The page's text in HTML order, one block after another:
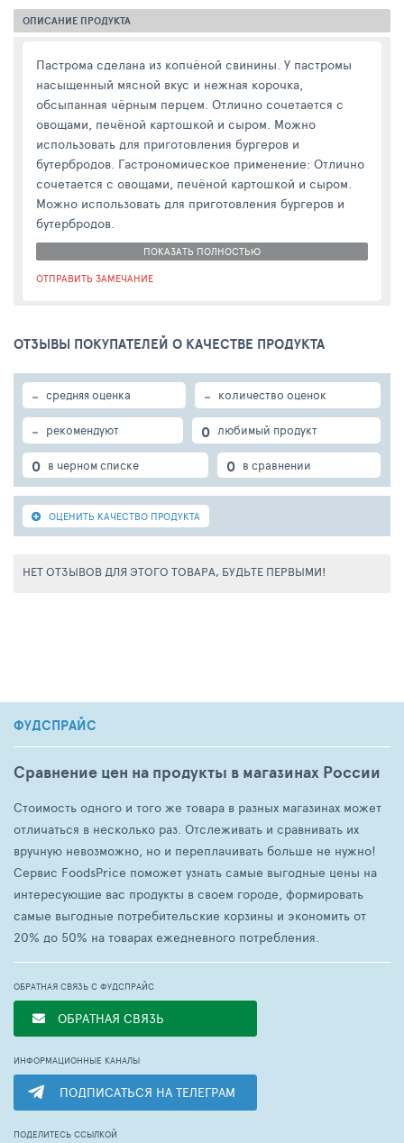
ОПИСАНИЕ ПРОДУКТА
Пастрома сделана из копчёной свинины. У пастромы
насыщенный мясной вкус и нежная корочка,
обсыпанная чёрным перцем. Отлично сочетается с
овощами, печёной картошкой и сыром. Можно
использовать для приготовления бургеров и
бутербродов. Гастрономическое применение: Отлично
сочетается с овощами, печёной картошкой и сыром.
Можно использовать для приготовления бургеров и
бутербродов.
ПОКАЗАТЬ ПОЛНОСТЬЮ
ОТПРАВИТЬ ЗАМЕЧАНИЕ
ОТЗЫВЫ ПОКУПАТЕЛЕЙ О КАЧЕСТВЕ ПРОДУКТА
- средняя оценка - количество оценок
- рекомендуют 0 любимый продукт
0 в черном списке 0 в сравнении
ОЦЕНИТЬ КАЧЕСТВО ПРОДУКТА
НЕТ ОТЗЫВОВ ДЛЯ ЭТОГО ТОВАРА, БУДЬТЕ ПЕРВЫМИ!
ФУДСПРАЙС
Сравнение цен на продукты в магазинах России
Стоимость одного и того же товара в разных магазинах может
отличаться в несколько раз. Отслеживать и сравнивать их
вручную невозможно, но и переплачивать больше не нужно!
Сервис FoodsPrice поможет узнать самые выгодные цены на
интересующие вас продукты в своем городе, формировать
самые выгодные потребительские корзины и экономить от
20% до 50% на товарах ежедневного потребления.
ОБРАТНАЯ СВЯЗЬ С ФУДСПРАЙС
ОБРАТНАЯ СВЯЗЬ
ИНФОРМАЦИОННЫЕ КАНАЛЫ
ПОДПИСАТЬСЯ НА ТЕЛЕГРАМ
ПОДЕЛИТЕСЬ ССЫЛКОЙ